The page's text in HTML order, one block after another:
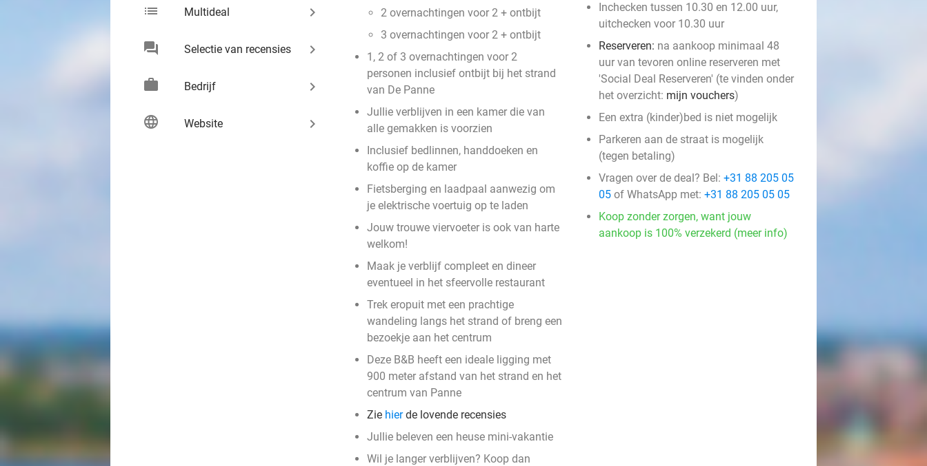
list Multideal keyboard_arrow_right
chat Selectie van recensies keyboard_arrow_right
work Bedrijf keyboard_arrow_right
language Website keyboard_arrow_right
2 overnachtingen voor 2 + ontbijt
3 overnachtingen voor 2 + ontbijt
1, 2 of 3 overnachtingen voor 2
personen inclusief ontbijt bij het strand
van De Panne
Jullie verblijven in een kamer die van
alle gemakken is voorzien
Inclusief bedlinnen, handdoeken en
koffie op de kamer
Fietsberging en laadpaal aanwezig om
je elektrische voertuig op te laden
Jouw trouwe viervoeter is ook van harte
welkom!
Maak je verblijf compleet en dineer
eventueel in het sfeervolle restaurant
Trek eropuit met een prachtige
wandeling langs het strand of breng een
bezoekje aan het centrum
Deze B&B heeft een ideale ligging met
900 meter afstand van het strand en het
centrum van Panne
Zie hierde lovende recensies
Jullie beleven een heuse mini-vakantie
Wil je langer verblijven? Koop dan
Inchecken tussen 10.30 en 12.00 uur,
uitchecken voor 10.30 uur
Reserveren: na aankoop minimaal 48
uur van tevoren online reserveren met
'Social Deal Reserveren' (te vinden onder
het overzicht: mijn vouchers)
Een extra (kinder)bed is niet mogelijk
Parkeren aan de straat is mogelijk
(tegen betaling)
Vragen over de deal? Bel: +31 88 205 05
05 of WhatsApp met: +31 88 205 05 05
Koop zonder zorgen, want jouw
aankoop is 100% verzekerd (meer info)